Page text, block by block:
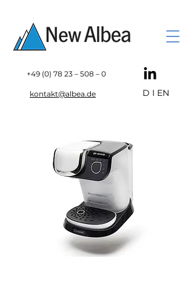
+49 (0) 78 23 – 508 – 0
kontakt@albea.de D I EN